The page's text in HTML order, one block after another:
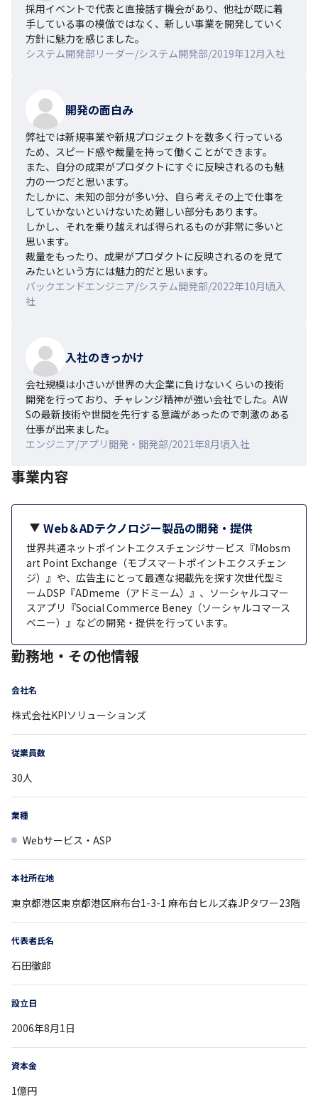
採用イベントで代表と直接話す機会があり、他社が既に着
手している事の模倣ではなく、新しい事業を開発していく
方針に魅力を感じました。
システム開発部リーダー/システム開発部/2019年12月入社
開発の面白み
弊社では新規事業や新規プロジェクトを数多く行っている
ため、スピード感や裁量を持って働くことができます。
また、自分の成果がプロダクトにすぐに反映されるのも魅
力の一つだと思います。
たしかに、未知の部分が多い分、自ら考えその上で仕事を
していかないといけないため難しい部分もあります。
しかし、それを乗り越えれば得られるものが非常に多いと
思います。
裁量をもったり、成果がプロダクトに反映されるのを見て
みたいという方には魅力的だと思います。
バックエンドエンジニア/システム開発部/2022年10月頃入
社
入社のきっかけ
会社規模は小さいが世界の大企業に負けないくらいの技術
開発を行っており、チャレンジ精神が強い会社でした。AW
Sの最新技術や世間を先行する意識があったので刺激のある
仕事が出来ました。
エンジニア/アプリ開発・開発部/2021年8月頃入社
事業内容
Web＆ADテクノロジー製品の開発・提供
世界共通ネットポイントエクスチェンジサービス『Mobsm
art Point Exchange（モブスマートポイントエクスチェン
ジ）』や、広告主にとって最適な掲載先を探す次世代型ミ
ームDSP『ADmeme（アドミーム）』、ソーシャルコマー
スアプリ『Social Commerce Beney（ソーシャルコマース
ベニー）』などの開発・提供を行っています。
勤務地・その他情報
会社名
株式会社KPIソリューションズ
従業員数
30人
業種
Webサービス・ASP
本社所在地
東京都港区東京都港区麻布台1-3-1 麻布台ヒルズ森JPタワー23階
代表者氏名
石田徹郎
設立日
2006年8月1日
資本金
1億円